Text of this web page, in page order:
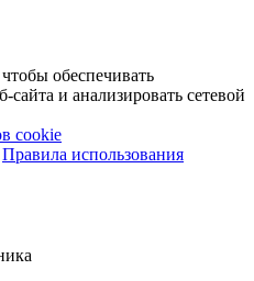
обеспечивать
и анализировать сетевой
cookie
Правила использования